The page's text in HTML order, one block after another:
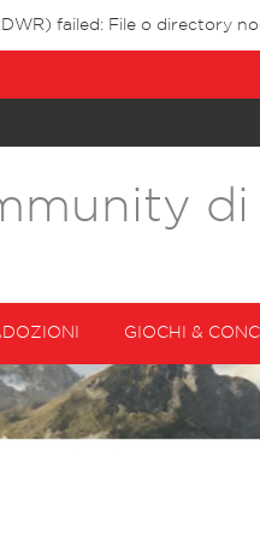
failed: File o directory
di
GIOCHI &